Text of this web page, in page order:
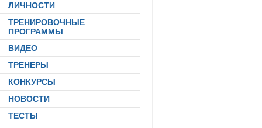
ЛИЧНОСТИ
ТРЕНИРОВОЧНЫЕ
ПРОГРАММЫ
ВИДЕО
ТРЕНЕРЫ
КОНКУРСЫ
НОВОСТИ
ТЕСТЫ